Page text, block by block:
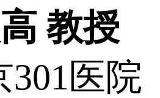
教授
301医院